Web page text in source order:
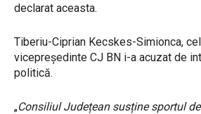
declarat aceasta.
Tiberiu-Ciprian Kecskes-Simionca,
vicepreședinte CJ BN i-a acuzat de
politică.
„Consiliul Județean susține sportul